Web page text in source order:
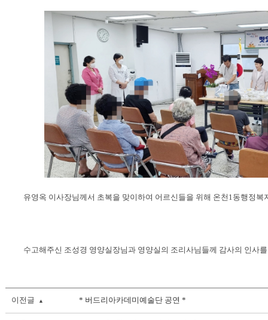
유영옥 이사장님께서 초복을 맞이하여 어르신들을 위해 온천1동행정
수고해주신 조성경 영양실장님과 영양실의 조리사님들께 감사의 인사
이전글 ▲ * 버드리아카데미예술단 공연 *